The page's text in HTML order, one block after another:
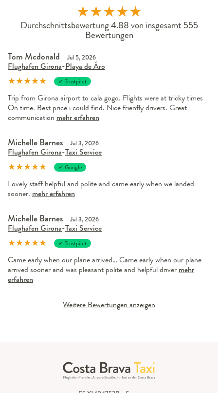
★★★★★
Durchschnittsbewertung 4.88 von insgesamt 555
Bewertungen
Tom Mcdonald Jul 5, 2026
Flughafen Girona-Playa de Áro
★★★★★ ✓ Trustpilot
Trip from Girona airport to cala gogo. Flights were at tricky times
On time. Best price i could find. Nice frienfly drivers. Great
communication mehr erfahren
Michelle Barnes Jul 3, 2026
Flughafen Girona-Taxi Service
★★★★★ ✓ Google
Lovely staff helpful and polite and came early when we landed
sooner. mehr erfahren
Michelle Barnes Jul 3, 2026
Flughafen Girona-Taxi Service
★★★★★ ✓ Trustpilot
Came early when our plane arrived… Came early when our plane
arrived sooner and was pleasant polite and helpful driver mehr
erfahren
Weitere Bewertungen anzeigen